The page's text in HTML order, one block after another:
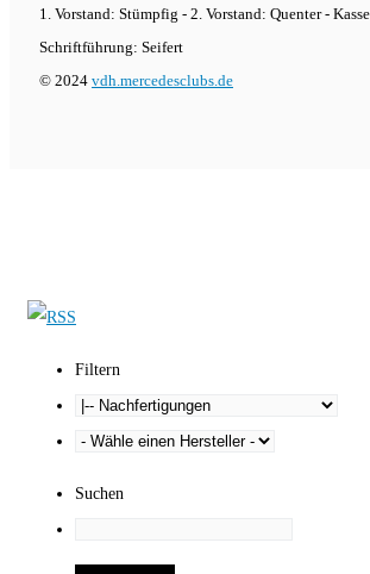
1. Vorstand: Stümpfig - 2. Vorstand: Quenter -
Schriftführung: Seifert
© 2024 vdh.mercedesclubs.de
Filtern
Suchen